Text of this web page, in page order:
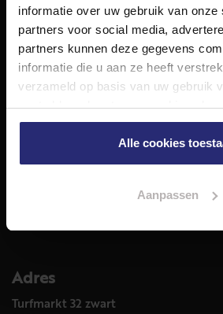
informatie over uw gebruik van onze
partners voor social media,
partners kunnen deze gegevens
informatie die u aan ze heeft
verzameld op basis van uw gebruik
gaat akkoord met onze cookies als
gebruiken.
Alle cookies
Aanpassen
Volg ons op
Diensten
Aankoop
Meer informatie over
Adres
Turfmarkt 32 zwart